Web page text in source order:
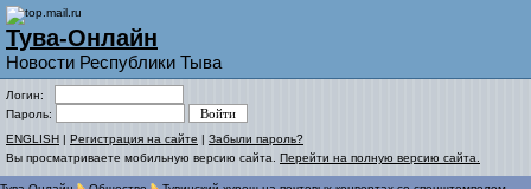
Тува-Онлайн
Новости Республики Тыва
Логин:
Пароль:
ENGLISH | Регистрация на сайте | Забыли пароль?
Вы просматриваете мобильную версию сайта. Перейти на полную версию сайта.